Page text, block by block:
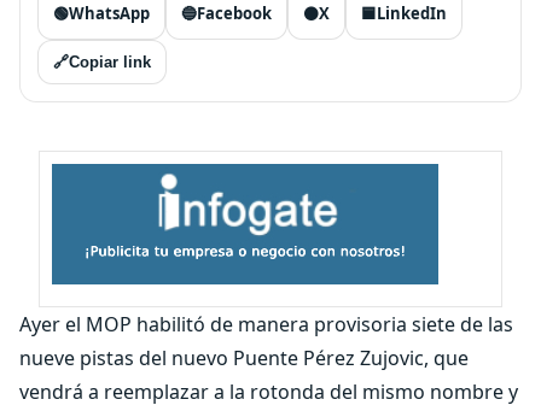
🟢WhatsApp 🔵Facebook ⚫X 🟦LinkedIn
🔗Copiar link
Ayer el MOP habilitó de manera provisoria siete de las
nueve pistas del nuevo Puente Pérez Zujovic, que
vendrá a reemplazar a la rotonda del mismo nombre y